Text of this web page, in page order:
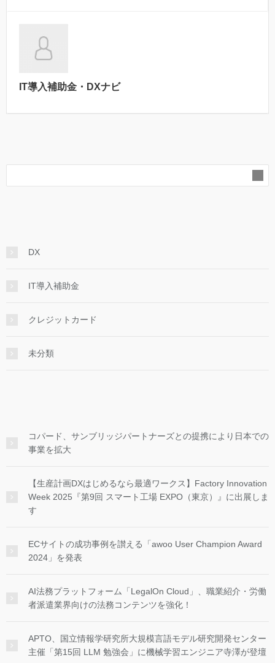
IT導入補助金・DXナビ
DX
IT導入補助金
クレジットカード
未分類
コパード、サンブリッジパートナーズとの提携により日本での
事業を拡大
【生産計画DXはじめるなら最適ワークス】Factory Innovation
Week 2025『第9回 スマート工場 EXPO（東京）』に出展しま
す
ECサイトの成功事例を讃える「awoo User Champion Award
2024」を発表
AI法務プラットフォーム「LegalOn Cloud」、職業紹介・労働
者派遣業界向けの法務コンテンツを強化！
APTO、国立情報学研究所大規模言語モデル研究開発センター
主催「第15回 LLM 勉強会」に機械学習エンジニア寺澤が登壇